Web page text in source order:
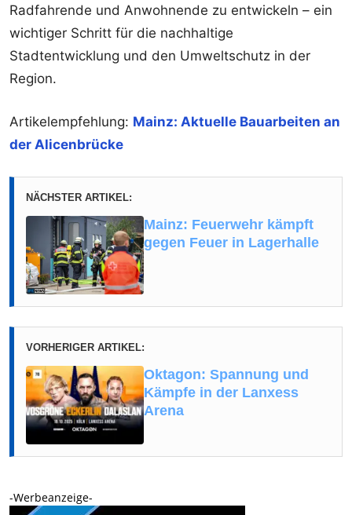
Radfahrende und Anwohnende zu entwickeln – ein
wichtiger Schritt für die nachhaltige
Stadtentwicklung und den Umweltschutz in der
Region.
Artikelempfehlung: Mainz: Aktuelle Bauarbeiten an
der Alicenbrücke
NÄCHSTER ARTIKEL:
Mainz: Feuerwehr kämpft
gegen Feuer in Lagerhalle
VORHERIGER ARTIKEL:
Oktagon: Spannung und
Kämpfe in der Lanxess
Arena
-Werbeanzeige-